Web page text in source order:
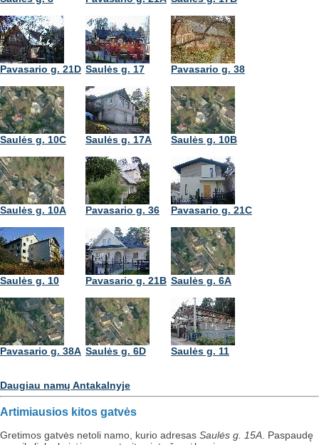
Pavasario g. 21D Saulės g. 17 Pavasario g. 38
Saulės g. 10C Saulės g. 17A Saulės g. 10B
Saulės g. 10A Pavasario g. 36 Pavasario g. 21C
Saulės g. 10 Pavasario g. 21B Saulės g. 6A
Pavasario g. 38A Saulės g. 6D Saulės g. 11
Daugiau namų Antakalnyje
Artimiausios kitos gatvės
Gretimos gatvės netoli namo, kurio adresas Saulės g. 15A. Paspaudę